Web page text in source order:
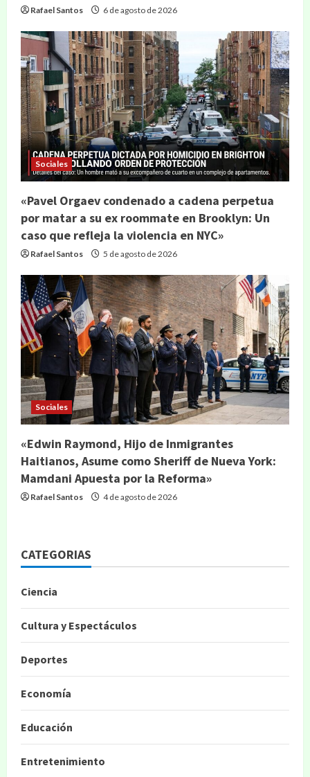
Rafael Santos 6 de agosto de 2026
Sociales
«Pavel Orgaev condenado a cadena perpetua
por matar a su ex roommate en Brooklyn: Un
caso que refleja la violencia en NYC»
Rafael Santos 5 de agosto de 2026
Sociales
«Edwin Raymond, Hijo de Inmigrantes
Haitianos, Asume como Sheriff de Nueva York:
Mamdani Apuesta por la Reforma»
Rafael Santos 4 de agosto de 2026
CATEGORIAS
Ciencia
Cultura y Espectáculos
Deportes
Economía
Educación
Entretenimiento